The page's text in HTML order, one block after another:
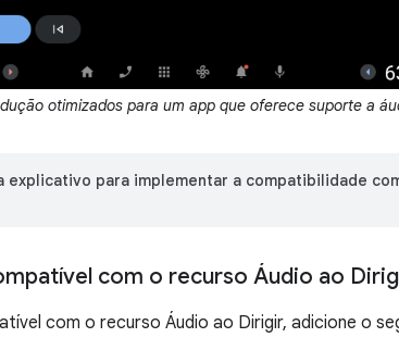
otimizados para um app que oferece suporte a
explicativo para implementar a compatibilidade
com o recurso Áudio ao
com o recurso Áudio ao Dirigir, adicione o